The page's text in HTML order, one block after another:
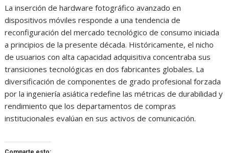
La inserción de hardware fotográfico avanzado en
dispositivos móviles responde a una tendencia de
reconfiguración del mercado tecnológico de consumo iniciada
a principios de la presente década. Históricamente, el nicho
de usuarios con alta capacidad adquisitiva concentraba sus
transiciones tecnológicas en dos fabricantes globales. La
diversificación de componentes de grado profesional forzada
por la ingeniería asiática redefine las métricas de durabilidad y
rendimiento que los departamentos de compras
institucionales evalúan en sus activos de comunicación.